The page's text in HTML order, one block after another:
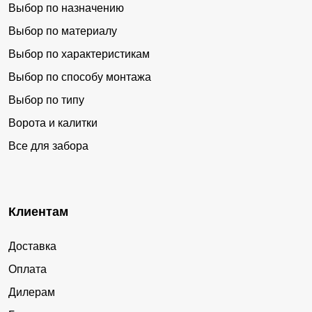
Выбор по назначению
Выбор по материалу
Выбор по характеристикам
Выбор по способу монтажа
Выбор по типу
Ворота и калитки
Все для забора
Клиентам
Доставка
Оплата
Дилерам